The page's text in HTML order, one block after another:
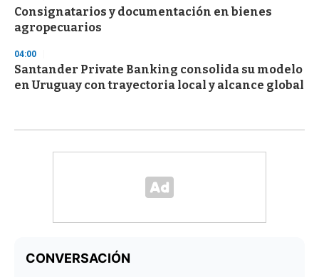
Consignatarios y documentación en bienes
agropecuarios
04:00
Santander Private Banking consolida su modelo
en Uruguay con trayectoria local y alcance global